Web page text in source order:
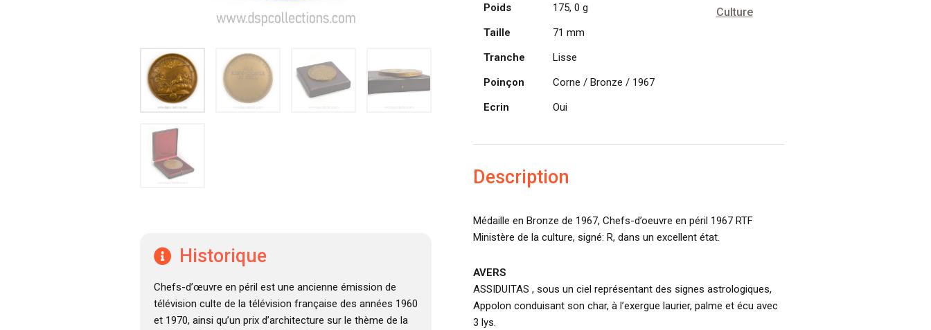
Historique
Chefs-d’œuvre en péril est une ancienne émission de
télévision culte de la télévision française des années 1960
et 1970, ainsi qu’un prix d’architecture sur le thème de la
la
culture
Poids
175, 0 g
Taille
71 mm
Tranche
Lisse
Poinçon
Corne / Bronze / 1967
Ecrin
Oui
Culture
Description
Médaille en Bronze de 1967, Chefs-d’oeuvre en péril 1967 RTF
Ministère de la culture, signé: R, dans un excellent état.
AVERS
ASSIDUITAS , sous un ciel représentant des signes astrologiques,
Appolon conduisant son char, à l’exergue laurier, palme et écu avec
3 lys.